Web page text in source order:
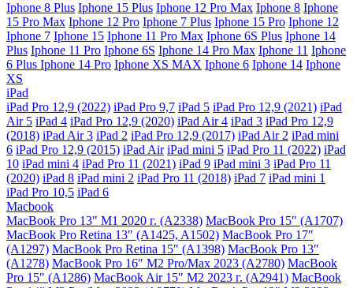
Iphone 8 Plus Iphone 15 Plus Iphone 12 Pro Max Iphone 8 Iphone
15 Pro Max Iphone 12 Pro Iphone 7 Plus Iphone 15 Pro Iphone 12
Iphone 7 Iphone 15 Iphone 11 Pro Max Iphone 6S Plus Iphone 14
Plus Iphone 11 Pro Iphone 6S Iphone 14 Pro Max Iphone 11 Iphone
6 Plus Iphone 14 Pro Iphone XS MAX Iphone 6 Iphone 14 Iphone
XS
iPad
iPad Pro 12,9 (2022) iPad Pro 9,7 iPad 5 iPad Pro 12,9 (2021) iPad
Air 5 iPad 4 iPad Pro 12,9 (2020) iPad Air 4 iPad 3 iPad Pro 12,9
(2018) iPad Air 3 iPad 2 iPad Pro 12,9 (2017) iPad Air 2 iPad mini
6 iPad Pro 12,9 (2015) iPad Air iPad mini 5 iPad Pro 11 (2022) iPad
10 iPad mini 4 iPad Pro 11 (2021) iPad 9 iPad mini 3 iPad Pro 11
(2020) iPad 8 iPad mini 2 iPad Pro 11 (2018) iPad 7 iPad mini 1
iPad Pro 10,5 iPad 6
Macbook
MacBook Pro 13" M1 2020 г. (A2338) MacBook Pro 15″ (A1707)
MacBook Pro Retina 13″ (A1425, A1502) MacBook Pro 17″
(A1297) MacBook Pro Retina 15″ (A1398) MacBook Pro 13″
(A1278) MacBook Pro 16″ M2 Pro/Max 2023 (A2780) MacBook
Pro 15″ (A1286) MacBook Air 15″ M2 2023 г. (A2941) MacBook